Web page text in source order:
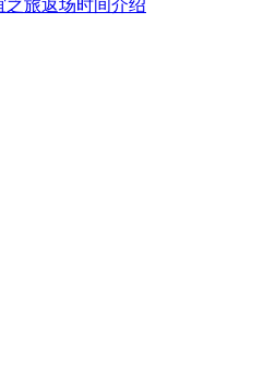
旅返场时间介绍